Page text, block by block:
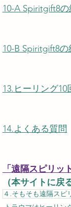
10-A Spiritgift8の
10-B Spiritgift8の
13.ヒーリング10
14.よくある質問
「遠隔スピリッ
（本サイトに戻
４.そもそも遠隔スピ